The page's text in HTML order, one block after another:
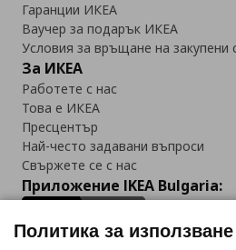
Гаранции ИКЕА
Ваучер за подарък ИКЕА
Условия за връщане на закупени
За ИКЕА
Работете с нас
Това е ИКЕА
Пресцентър
Най-често задавани въпроси
Свържете се с нас
Приложение IKEA Bulgaria:
Политика за